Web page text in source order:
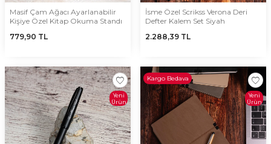
Masif Çam Ağacı Ayarlanabilir
Kişiye Özel Kitap Okuma Standı
779,90 TL
İsme Özel Scrikss Verona Deri
Defter Kalem Set Siyah
2.288,39 TL
Yeni
Ürün
Kargo Bedava
Yeni
Ürün